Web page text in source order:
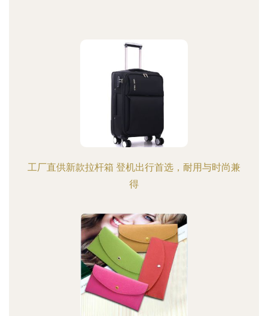
工厂直供新款拉杆箱 登机出行首选，耐用与时尚兼
得